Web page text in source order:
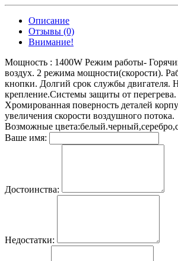
Описание
Отзывы (0)
Внимание!
Мощность : 1400W Режим работы-
воздух. 2 режима мощности(скорости).
кнопки. Долгий срок службы двигателя.
крепление.Системы защиты от перегрева.
Хромированная поверность деталей
увеличения скорости воздушного потока.
Возможные
Ваше имя:
Достоинства:
Недостатки: